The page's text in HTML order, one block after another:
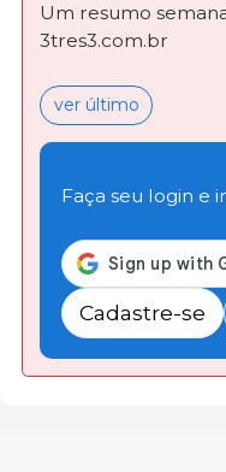
Um resumo
3tres3.com.br
ver último
Faça seu login e
Cadastre-se